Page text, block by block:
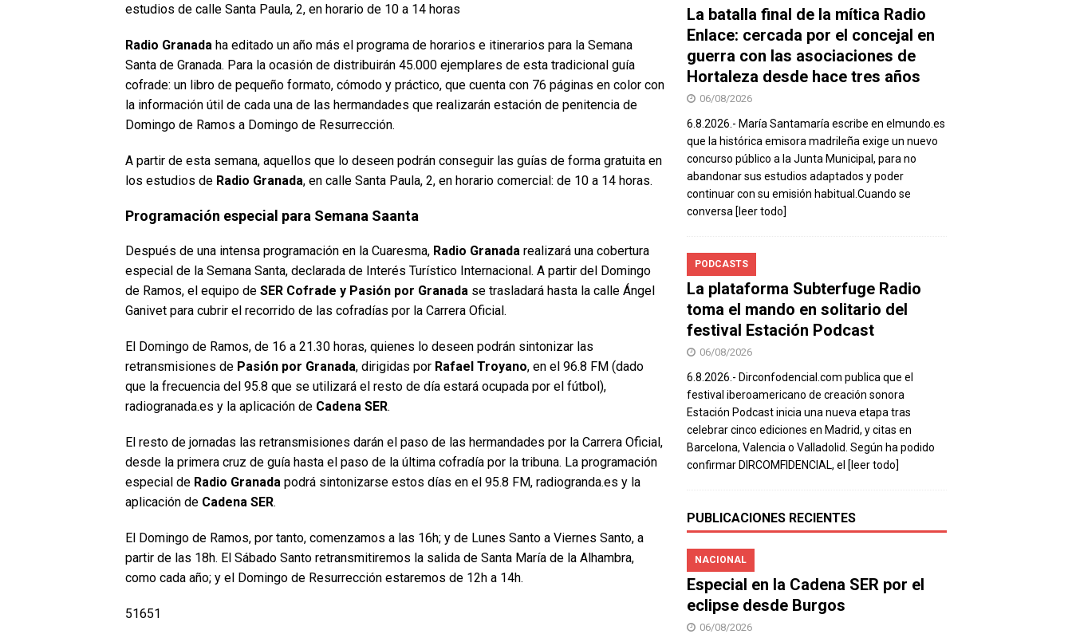
estudios de calle Santa Paula, 2, en horario de 10 a 14 horas
Radio Granada ha editado un año más el programa de horarios e itinerarios para la Semana
Santa de Granada. Para la ocasión de distribuirán 45.000 ejemplares de esta tradicional guía
cofrade: un libro de pequeño formato, cómodo y práctico, que cuenta con 76 páginas en color con
la información útil de cada una de las hermandades que realizarán estación de penitencia de
Domingo de Ramos a Domingo de Resurrección.
A partir de esta semana, aquellos que lo deseen podrán conseguir las guías de forma gratuita en
los estudios de Radio Granada, en calle Santa Paula, 2, en horario comercial: de 10 a 14 horas.
Programación especial para Semana Saanta
Después de una intensa programación en la Cuaresma, Radio Granada realizará una cobertura
especial de la Semana Santa, declarada de Interés Turístico Internacional. A partir del Domingo
de Ramos, el equipo de SER Cofrade y Pasión por Granada se trasladará hasta la calle Ángel
Ganivet para cubrir el recorrido de las cofradías por la Carrera Oficial.
El Domingo de Ramos, de 16 a 21.30 horas, quienes lo deseen podrán sintonizar las
retransmisiones de Pasión por Granada, dirigidas por Rafael Troyano, en el 96.8 FM (dado
que la frecuencia del 95.8 que se utilizará el resto de día estará ocupada por el fútbol),
radiogranada.es y la aplicación de Cadena SER.
El resto de jornadas las retransmisiones darán el paso de las hermandades por la Carrera Oficial,
desde la primera cruz de guía hasta el paso de la última cofradía por la tribuna. La programación
especial de Radio Granada podrá sintonizarse estos días en el 95.8 FM, radiogranda.es y la
aplicación de Cadena SER.
El Domingo de Ramos, por tanto, comenzamos a las 16h; y de Lunes Santo a Viernes Santo, a
partir de las 18h. El Sábado Santo retransmitiremos la salida de Santa María de la Alhambra,
como cada año; y el Domingo de Resurrección estaremos de 12h a 14h.
51651
La batalla final de la mítica Radio
Enlace: cercada por el concejal en
guerra con las asociaciones de
Hortaleza desde hace tres años
06/08/2026
6.8.2026.- María Santamaría escribe en elmundo.es
que la histórica emisora madrileña exige un nuevo
concurso público a la Junta Municipal, para no
abandonar sus estudios adaptados y poder
continuar con su emisión habitual.Cuando se
conversa [leer todo]
PODCASTS
La plataforma Subterfuge Radio
toma el mando en solitario del
festival Estación Podcast
06/08/2026
6.8.2026.- Dirconfodencial.com publica que el
festival iberoamericano de creación sonora
Estación Podcast inicia una nueva etapa tras
celebrar cinco ediciones en Madrid, y citas en
Barcelona, Valencia o Valladolid. Según ha podido
confirmar DIRCOMFIDENCIAL, el [leer todo]
PUBLICACIONES RECIENTES
NACIONAL
Especial en la Cadena SER por el
eclipse desde Burgos
06/08/2026